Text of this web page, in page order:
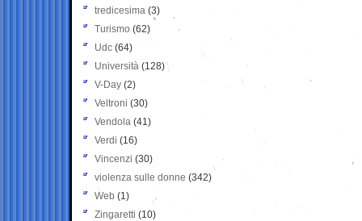
tredicesima (3)
Turismo (62)
Udc (64)
Università (128)
V-Day (2)
Veltroni (30)
Vendola (41)
Verdi (16)
Vincenzi (30)
violenza sulle donne (342)
Web (1)
Zingaretti (10)